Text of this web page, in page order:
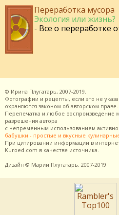
Переработка мусора
Экология или жизнь?
- Все о переработке
© Ирина Плугатарь, 2007-2019.
Фотографии и рецепты, если это не
охраняются законом об авторском праве.
Перепечатка и любое воспроизведение
разрешения автора
с непременным использованием
бабушки - простые и вкусные
При цитировании информации в
Kuroed.com в качестве источника.
Дизайн © Марии Плугатарь, 2007-2019